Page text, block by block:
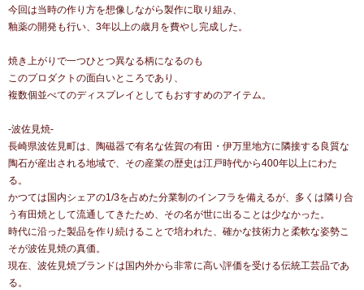
今回は当時の作り方を想像しながら製作に取り組み、
釉薬の開発も行い、3年以上の歳月を費やし完成した。
焼き上がりで一つひとつ異なる柄になるのも
このプロダクトの面白いところであり、
複数個並べてのディスプレイとしてもおすすめのアイテム。
-波佐見焼-
長崎県波佐見町は、陶磁器で有名な佐賀の有田・伊万里地方に隣接する良質な
陶石が産出される地域で、その産業の歴史は江戸時代から400年以上にわた
る。
かつては国内シェアの1/3を占めた分業制のインフラを備えるが、多くは隣り合
う有田焼として流通してきたため、その名が世に出ることは少なかった。
時代に沿った製品を作り続けることで培われた、確かな技術力と柔軟な姿勢こ
そが波佐見焼の真価。
現在、波佐見焼ブランドは国内外から非常に高い評価を受ける伝統工芸品であ
る。